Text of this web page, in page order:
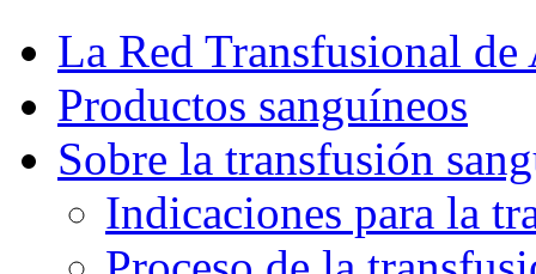
La Red Transfusional de
Productos sanguíneos
Sobre la transfusión
Indicaciones para la